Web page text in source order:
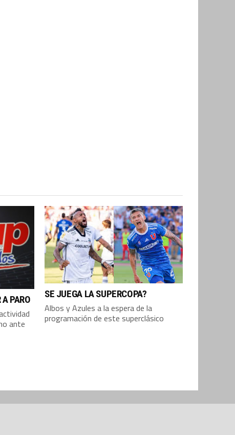
PARO
ante
SE JUEGA LA SUPERCOPA?
Albos y Azules a la espera de la
programación de este superclásico